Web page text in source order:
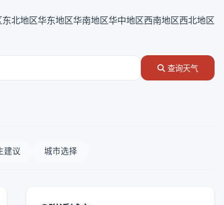
东北地区华东地区华南地区华中地区西南地区西北地区
查询天气
建议 城市选择